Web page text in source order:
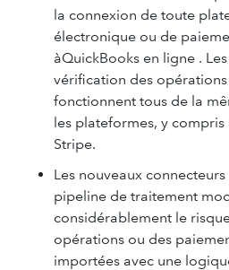
la connexion de toute
électronique ou de
àQuickBooks en ligne .
vérification des
fonctionnent tous de la
les plateformes, y compris
Stripe.
Les nouveaux
pipeline de traitement
considérablement le
opérations ou des
importées avec une